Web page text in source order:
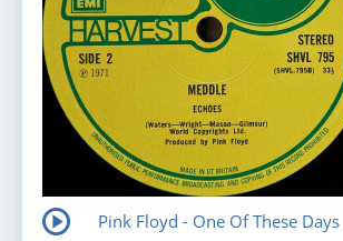
Pink Floyd - One Of These Days